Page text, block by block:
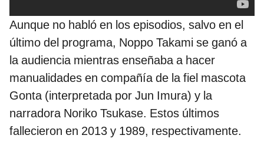
Aunque no habló en los episodios, salvo en el
último del programa, Noppo Takami se ganó a
la audiencia mientras enseñaba a hacer
manualidades en compañía de la fiel mascota
Gonta (interpretada por Jun Imura) y la
narradora Noriko Tsukase. Estos últimos
fallecieron en 2013 y 1989, respectivamente.